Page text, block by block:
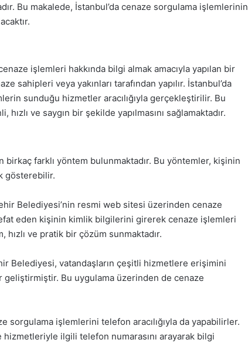
Bu makalede, İstanbul’da cenaze sorgulama işlemlerinin
işlemleri hakkında bilgi almak amacıyla yapılan bir
sahipleri veya yakınları tarafından yapılır. İstanbul’da
sunduğu hizmetler aracılığıyla gerçekleştirilir. Bu
ve saygın bir şekilde yapılmasını sağlamaktadır.
birkaç farklı yöntem bulunmaktadır. Bu yöntemler, kişinin
gösterebilir.
Belediyesi’nin resmi web sitesi üzerinden cenaze
eden kişinin kimlik bilgilerini girerek cenaze işlemleri
hızlı ve pratik bir çözüm sunmaktadır.
Belediyesi, vatandaşların çeşitli hizmetlere erişimini
geliştirmiştir. Bu uygulama üzerinden de cenaze
işlemlerini telefon aracılığıyla da yapabilirler.
ilgili telefon numarasını arayarak bilgi